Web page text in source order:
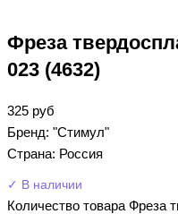
Фреза
023 (4632)
325 руб
Бренд: "Стимул"
Страна: Россия
✓ В наличии
Количество товара Фреза